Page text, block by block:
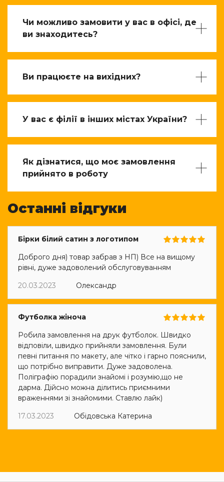
Чи можливо замовити у вас в офісі, де
ви знаходитесь?
Ви працюєте на вихідних?
У вас є філії в інших містах України?
Як дізнатися, що моє замовлення
прийнято в роботу
Останні відгуки
Бірки білий сатин з логотипом
Доброго дня) товар забрав з НП) Все на вищому
рівні, дуже задоволений обслуговуванням
20.03.2023
Олександр
Футболка жіноча
Робила замовлення на друк футболок. Швидко
відповіли, швидко прийняли замовлення. Були
певні питання по макету, але чітко і гарно пояснили,
що потрібно виправити. Дуже задоволена.
Поліграфію порадили знайомі і розумію,що не
дарма. Дійсно можна ділитись приємними
враженнями зі знайомими. Ставлю лайк)
17.03.2023
Обідовська Катерина